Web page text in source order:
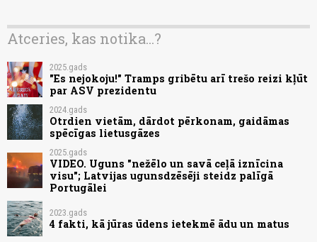
Atceries, kas notika...?
2025.gads
"Es nejokoju!" Tramps gribētu arī trešo reizi kļūt
par ASV prezidentu
2024.gads
Otrdien vietām, dārdot pērkonam, gaidāmas
spēcīgas lietusgāzes
2025.gads
VIDEO. Uguns "nežēlo un savā ceļā iznīcina
visu"; Latvijas ugunsdzēsēji steidz palīgā
Portugālei
2023.gads
4 fakti, kā jūras ūdens ietekmē ādu un matus